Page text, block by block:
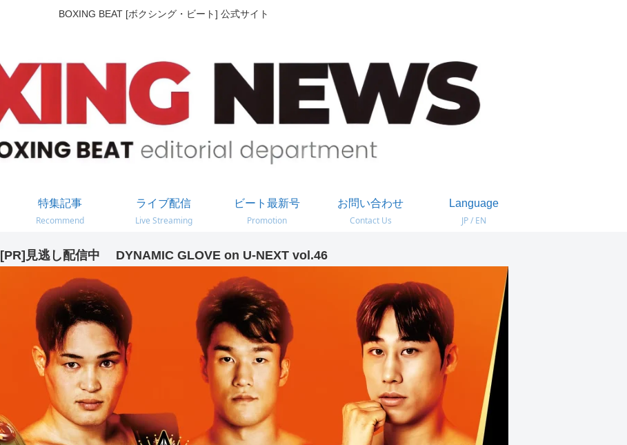
BOXING BEAT [ボクシング・ビート] 公式サイト
特集記事
Recommend
ライブ配信
Live Streaming
ビート最新号
Promotion
お問い合わせ
Contact Us
Language
JP / EN
[PR]見逃し配信中 DYNAMIC GLOVE on U-NEXT vol.46